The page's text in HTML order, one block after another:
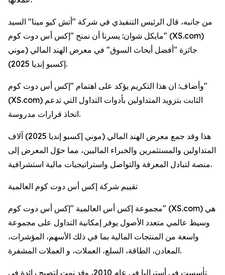
من جانبه، قال الرئيس التنفيذي في شركة "أتش كيو مينا" السيد
مايكل شوان: يسرنا أن نمنح "إكس أس دوت كوم" (XS.com)
جائزة "أفضل أبحاث السوق" في معرض الهند المالي (موني
إكسبو إنديا 2025).
وأضاف: ان هذا التكريم يؤكد على اهتمام "إكس أس دوت كوم"
(XS.com) الثابت بتزويد المتداولين بأدوات التداول التي تدعم
اتخاذ قرارات مدروسة.
هذا وقد جمع معرض الهند المالي (موني إكسبو إنديا 2025) آلاف
المتداولين والمستثمرين والخبراء الماليين، مما حوّل المعرض إلى
منصة لتبادل المعرفة والتواصل واستراتيجيات مالية استشرافية.
تقييم شركة إكس أس دوت كوم العالمية
مجموعة إكس أس العالمية "إكس أس دوت كوم" (XS.com) هي
وسيط عالمي متعدد الأصول يوفر إمكانية التداول على مجموعة
واسعة من المنتجات المالية بما في ذلك الأسهم، المؤشرات،
المعادن، الطاقة، السلع، العملات، و العملات المشفرة.
تأسست في أستراليا في عام 2010، وقد نمت لتصبح رائدة في